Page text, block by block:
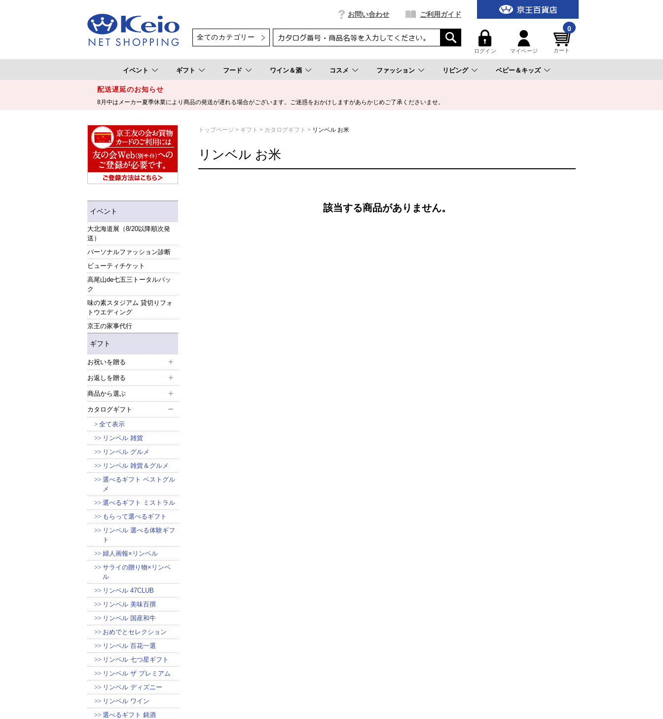
お問い合わせ ご利用ガイド
ログイン マイページ
0
カート
イベント ギフト フード ワイン＆酒 コスメ ファッション リビング ベビー＆キッズ
配送遅延のお知らせ
8月中はメーカー夏季休業により商品の発送が遅れる場合がございます。ご迷惑をおかけしますがあらかじめご了承くださいませ。
イベント
大北海道展（8/20以降順次発
送）
パーソナルファッション診断
ビューティチケット
高尾山de七五三トータルパッ
ク
味の素スタジアム 貸切りフォ
トウエディング
京王の家事代行
ギフト
お祝いを贈る
お返しを贈る
商品から選ぶ
カタログギフト
全て表示
リンベル 雑貨
リンベル グルメ
リンベル 雑貨＆グルメ
選べるギフト ベストグル
メ
選べるギフト ミストラル
もらって選べるギフト
リンベル 選べる体験ギフ
ト
婦人画報×リンベル
サライの贈り物×リンベ
ル
リンベル 47CLUB
リンベル 美味百撰
リンベル 国産和牛
おめでとセレクション
リンベル 百花一選
リンベル 七つ星ギフト
リンベル ザ プレミアム
リンベル ディズニー
リンベル ワイン
選べるギフト 銘酒
トップページ ギフト カタログギフト リンベル お米
リンベル お米
該当する商品がありません。